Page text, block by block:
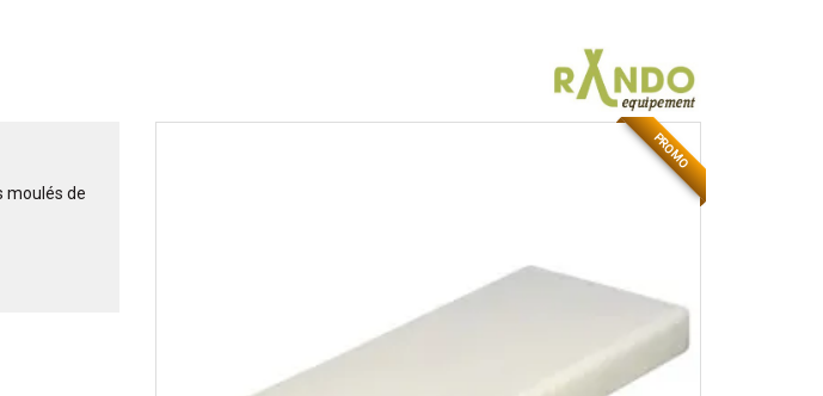
moulés de
PROMO